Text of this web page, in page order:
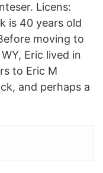
Licens:
is 40 years old
moving to
Eric lived in
to Eric M
and perhaps a